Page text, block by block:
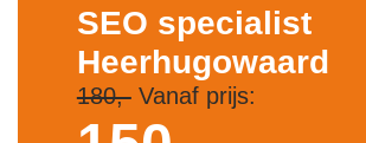
SEO specialist
Heerhugowaard
180,-Vanaf prijs: